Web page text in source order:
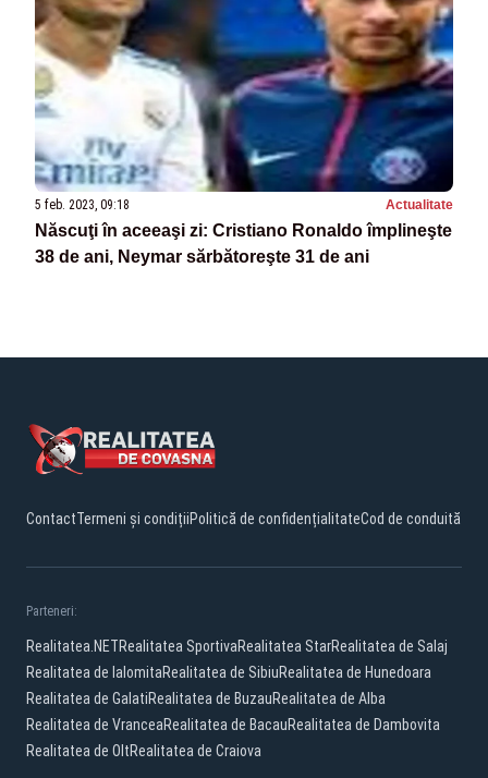
5 feb. 2023, 09:18 Actualitate
Născuţi în aceeaşi zi: Cristiano Ronaldo împlineşte
38 de ani, Neymar sărbătoreşte 31 de ani
ContactTermeni și condițiiPolitică de confidențialitateCod de conduită
Parteneri:
Realitatea.NETRealitatea SportivaRealitatea StarRealitatea de Salaj
Realitatea de IalomitaRealitatea de SibiuRealitatea de Hunedoara
Realitatea de GalatiRealitatea de BuzauRealitatea de Alba
Realitatea de VranceaRealitatea de BacauRealitatea de Dambovita
Realitatea de OltRealitatea de Craiova